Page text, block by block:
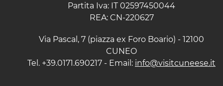
Partita Iva: IT 02597450044
REA: CN-220627
Via Pascal, 7 (piazza ex Foro Boario) - 12100
CUNEO
Tel. +39.0171.690217 - Email: info@visitcuneese.it